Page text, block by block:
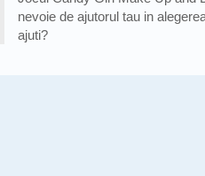
nevoie de ajutorul tau in
ajuti?